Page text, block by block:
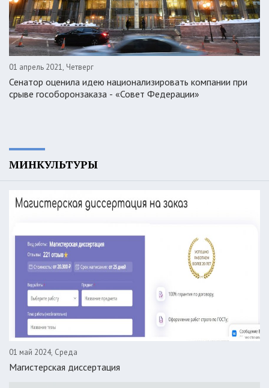
01 апрель 2021, Четверг
Сенатор оценила идею национализировать компании при
срыве гособоронзаказа - «Совет Федерации»
МИНКУЛЬТУРЫ
01 май 2024, Среда
Магистерская диссертация